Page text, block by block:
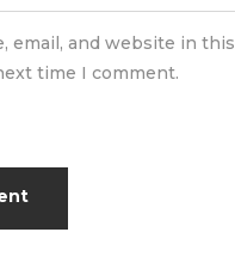
email, and website in this
time I comment.